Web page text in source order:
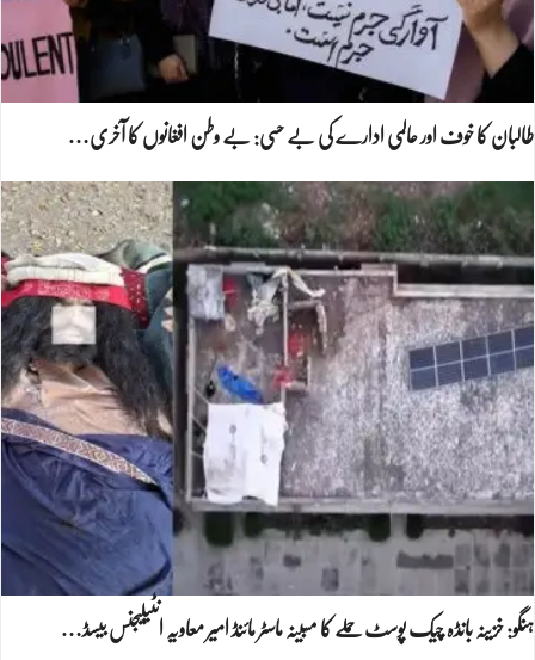
طالبان کا خوف اور عالمی ادارے کی بے حسی: بے وطن افغانوں کا آخری…
ہنگو: خزینہ بانڈہ چیک پوسٹ حملے کا مبینہ ماسٹر مائنڈ امیر معاویہ انٹیلیجنس بیسڈ…